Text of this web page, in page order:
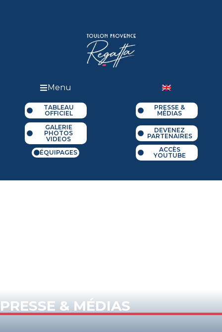
Menu
TABLEAU
OFFICIEL
PRESSE &
MÉDIAS
GALERIE
PHOTOS
VIDEOS
DEVENEZ
PARTENAIRES
ÉQUIPAGES
ACCÈS
YOUTUBE
PRESSE & MÉDIAS